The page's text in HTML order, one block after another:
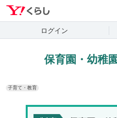
ログイン
保育園・幼稚
子育て・教育